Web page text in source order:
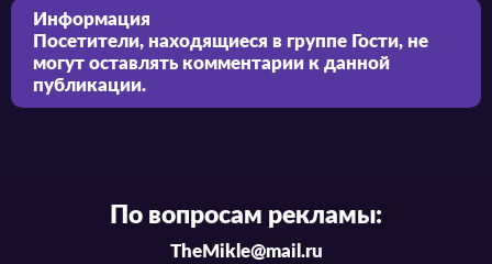
Информация
Посетители, находящиеся в группе Гости, не
могут оставлять комментарии к данной
публикации.
По вопросам рекламы:
TheMikle@mail.ru